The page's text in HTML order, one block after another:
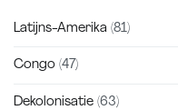
Latijns-Amerika (81)
Congo (47)
Dekolonisatie (63)